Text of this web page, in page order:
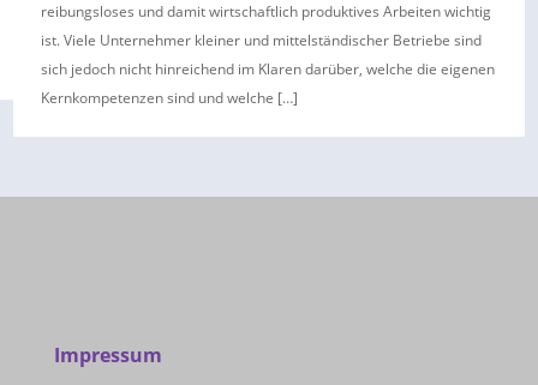
reibungsloses und damit wirtschaftlich produktives Arbeiten wichtig
ist. Viele Unternehmer kleiner und mittelständischer Betriebe sind
sich jedoch nicht hinreichend im Klaren darüber, welche die eigenen
Kernkompetenzen sind und welche […]
Impressum